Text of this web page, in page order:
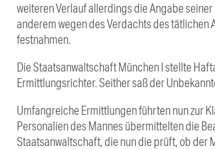
weiteren Verlauf allerdings die Angabe
anderem wegen des Verdachts des
festnahmen.
Die Staatsanwaltschaft München I stellte
Ermittlungsrichter. Seither saß der
Umfangreiche Ermittlungen führten nun zur
Personalien des Mannes übermittelten die
Staatsanwaltschaft, die nun die prüft, ob der